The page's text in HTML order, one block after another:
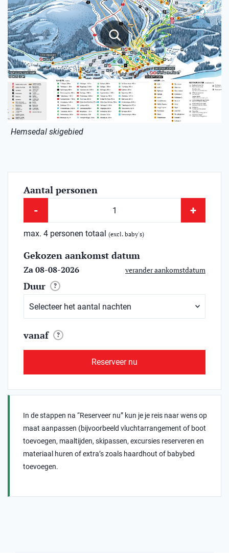
Hemsedal skigebied
Aantal personen
- +
max. 4 personen totaal (excl. baby's)
Gekozen aankomst datum
Za 08-08-2026 verander aankomstdatum
Duur ?
vanaf ?
Reserveer nu
In de stappen na “Reserveer nu” kun je je reis naar wens op
maat aanpassen (bijvoorbeeld vluchtarrangement of boot
toevoegen, maaltijden, skipassen, excursies reserveren en
materiaal huren of extra’s zoals haardhout of babybed
toevoegen.